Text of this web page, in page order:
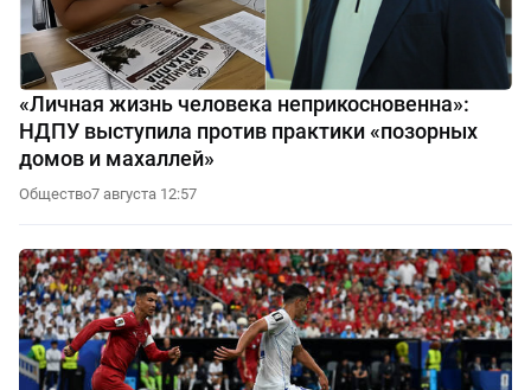
«Личная жизнь человека неприкосновенна»:
НДПУ выступила против практики «позорных
домов и махаллей»
Общество7 августа 12:57